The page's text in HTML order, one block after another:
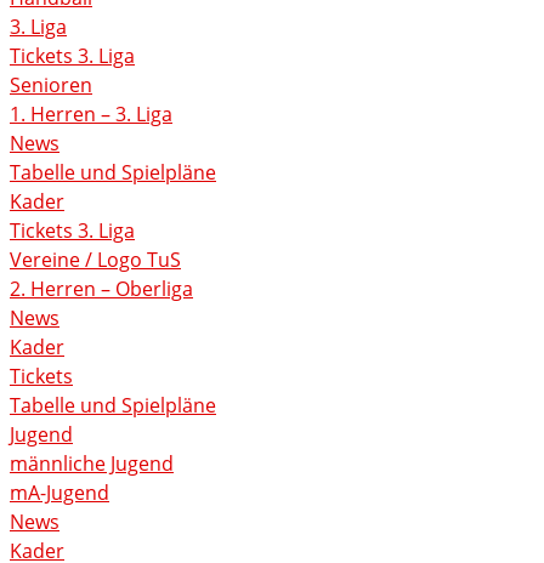
3. Liga
Tickets 3. Liga
Senioren
1. Herren – 3. Liga
News
Tabelle und Spielpläne
Kader
Tickets 3. Liga
Vereine / Logo TuS
2. Herren – Oberliga
News
Kader
Tickets
Tabelle und Spielpläne
Jugend
männliche Jugend
mA-Jugend
News
Kader